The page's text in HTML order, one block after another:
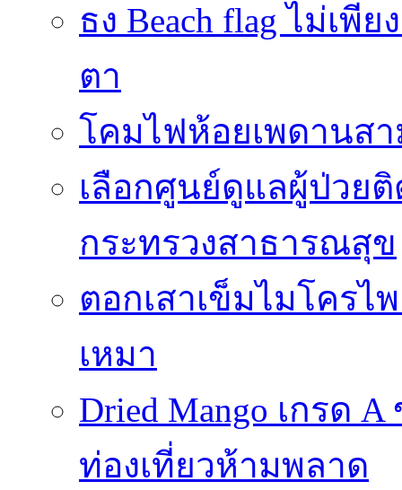
ธง Beach flag ไม่เ
ตา
โคมไฟห้อยเพดานส
เลือกศูนย์ดูแลผู้ป่วย
กระทรวงสาธารณสุข
ตอกเสาเข็มไมโคร
เหมา
Dried Mango เกรด
ท่องเที่ยวห้ามพลาด